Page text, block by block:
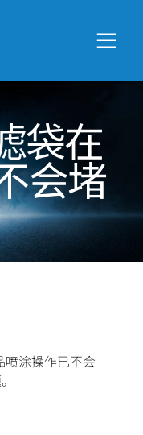
袋在
会堵
涂操作已不会